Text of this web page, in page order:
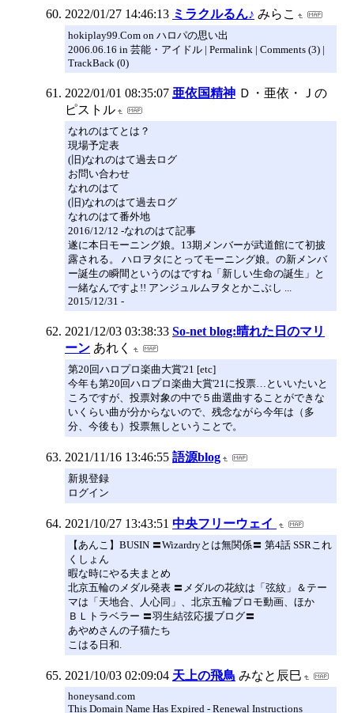
2022/01/27 14:46:13 ミラクルるん♪ みらこ
hokiplay99.Com on ハロパの思い出
2006.06.16 in 芸能・アイドル | Permalink | Comments (3) |
TrackBack (0)
2022/01/01 08:35:07 亜依国精神 Ｄ・亜依・Ｊの
ピストル
なれのはてとは？
現場予定表
(旧)なれのはて過去ログ
お問い合わせ
なれのはて
(旧)なれのはて過去ログ
なれのはて番外地
2016/12/12 -なれのはて記事
遂に本日モーニング娘。13期メンバーが武道館にて初披
露される。 ハロヲタにとってモーニング娘。の新メンバ
ー誕生の瞬間というのはですね「新しい生命の誕生」と
一緒なんですよ!! アンジュルムヲタとかこぶし ...
2015/12/31 -
2021/12/03 03:38:33 So-net blog:晴れた日のマリ
ーン あれく
第20回ハロプロ楽曲大賞'21 [etc]
今年も第20回ハロプロ楽曲大賞'21に投票…といいたいと
ころですが、投票対象の中で５曲選曲することができな
いくらい曲が分からないので、残念ながら今年は（多
分、今後も）投票無しということで。
2021/11/16 13:46:55 語源blog
新規登録
ログイン
2021/10/27 13:43:51 中央フリーウェイ
【あんこ】BUSIN 〓Wizardryとは無関係〓 第4話 SSRこれ
くしょん
暇な時にやる夫まとめ
北京五輪のメダル発表 〓メダルの花紋は「弦紋」＆テー
マは「天地合、人心同」、北京五輪プロモ動画、ほか
ＢＬトラベラー 〓羽生結弦応援ブログ〓
あやめさんの子猫たち
こはる日和.
2021/10/03 02:09:04 天上の飛鳥 みなと辰巳
honeysand.com
This Domain Name Has Expired - Renewal Instructions